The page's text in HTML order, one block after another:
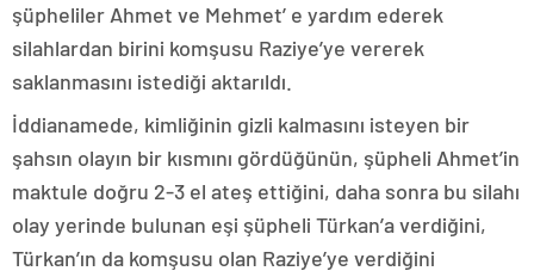
şüpheliler Ahmet ve Mehmet’ e yardım ederek
silahlardan birini komşusu Raziye’ye vererek
saklanmasını istediği aktarıldı.
İddianamede, kimliğinin gizli kalmasını isteyen bir
şahsın olayın bir kısmını gördüğünün, şüpheli Ahmet’in
maktule doğru 2-3 el ateş ettiğini, daha sonra bu silahı
olay yerinde bulunan eşi şüpheli Türkan’a verdiğini,
Türkan’ın da komşusu olan Raziye’ye verdiğini